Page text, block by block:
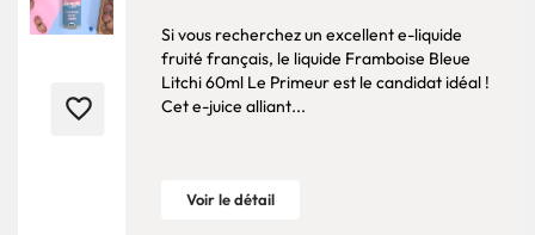
favorite_border
Si vous recherchez un excellent e-liquide
fruité français, le liquide Framboise Bleue
Litchi 60ml Le Primeur est le candidat idéal !
Cet e-juice alliant...
Voir le détail